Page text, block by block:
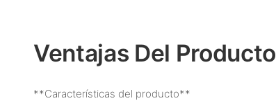
Ventajas Del Producto
**Características del producto**